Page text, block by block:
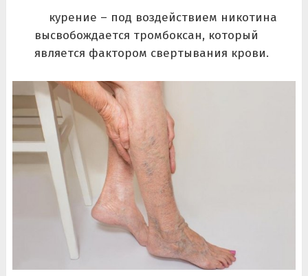
курение – под воздействием никотина
высвобождается тромбоксан, который
является фактором свертывания крови.